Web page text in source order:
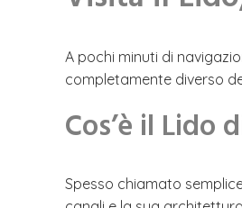
A pochi minuti di
completamente diverso
Cos’è il Lido
Spesso chiamato